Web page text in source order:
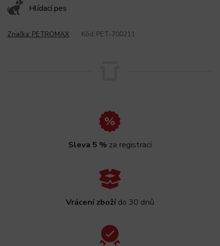
Hlídací pes
Značka: PETROMAX Kód: PET-700211
Sleva 5 % za registraci
Vrácení zbožído 30 dnů